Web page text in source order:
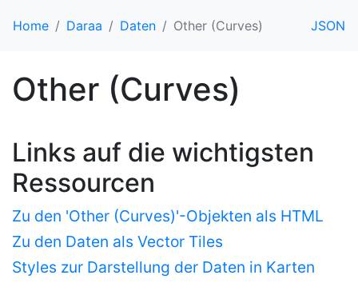
Home Daraa Daten Other (Curves) JSON
Other (Curves)
Links auf die wichtigsten
Ressourcen
Zu den 'Other (Curves)'-Objekten als HTML
Zu den Daten als Vector Tiles
Styles zur Darstellung der Daten in Karten